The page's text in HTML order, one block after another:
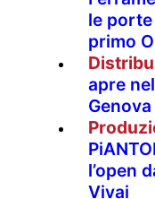
le
primo
apre
Genova
l’open
Vivai